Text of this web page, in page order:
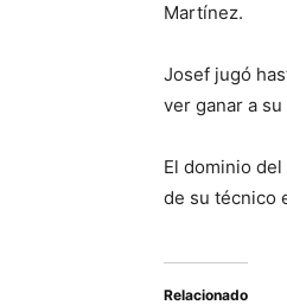
Martínez.
Josef jugó
ver ganar a
El dominio
de su técnico
Relacionado